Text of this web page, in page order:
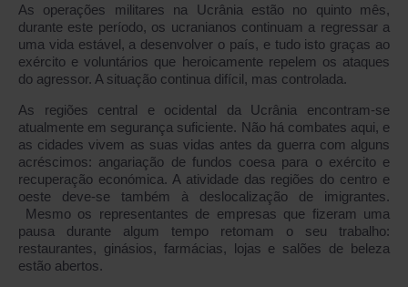
As operações militares na Ucrânia estão no quinto mês,
durante este período, os ucranianos continuam a regressar a
uma vida estável, a desenvolver o país, e tudo isto graças ao
exército e voluntários que heroicamente repelem os ataques
do agressor. A situação continua difícil, mas controlada.
As regiões central e ocidental da Ucrânia encontram-se
atualmente em segurança suficiente. Não há combates aqui, e
as cidades vivem as suas vidas antes da guerra com alguns
acréscimos: angariação de fundos coesa para o exército e
recuperação económica. A atividade das regiões do centro e
oeste deve-se também à deslocalização de imigrantes.
Mesmo os representantes de empresas que fizeram uma
pausa durante algum tempo retomam o seu trabalho:
restaurantes, ginásios, farmácias, lojas e salões de beleza
estão abertos.